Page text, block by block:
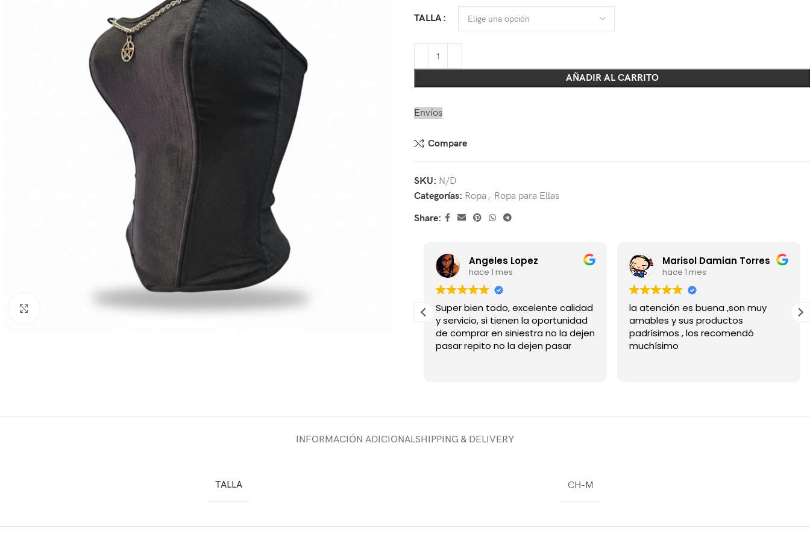
TALLA
AÑADIR AL CARRITO
Envíos
Compare
SKU: N/D
Categorías: Ropa , Ropa para Ellas
Share:
Anne Palacios Ferrer
hace 1 semana
Excelente servicio a tienden muy
Mon TH
hace 1 mes
Todo esta super bonito 🥰, de
Angeles Lopez
hace 1 mes
Super bien todo, excelente calidad
y servicio, si tienen la oportunidad
de comprar en siniestra no la dejen
pasar repito no la dejen pasar
Marisol Damian Torres
hace 1 mes
la atención es buena ,son muy
amables y sus productos
padrísimos , los recomendó
muchísimo
INFORMACIÓN ADICIONALSHIPPING & DELIVERY
TALLA CH-M